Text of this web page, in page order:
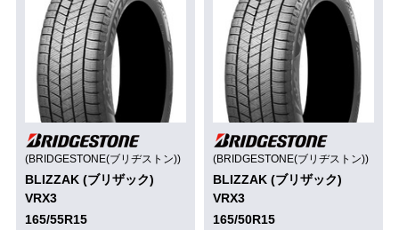
(BRIDGESTONE(ブリヂストン))
BLIZZAK (ブリザック)
VRX3
165/55R15
(BRIDGESTONE(ブリヂストン))
BLIZZAK (ブリザック)
VRX3
165/50R15